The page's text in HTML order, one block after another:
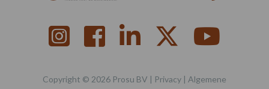
Copyright © 2026 Prosu BV | Privacy | Algemene